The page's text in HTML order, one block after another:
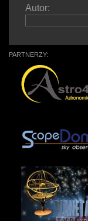
Autor:
PARTNERZY: